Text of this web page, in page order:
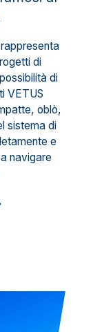
di
di
VETUS
oblò,
sistema di
e
navigare